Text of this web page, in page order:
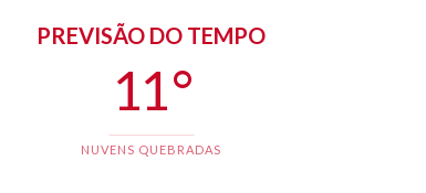
PREVISÃO DO TEMPO
11 °
NUVENS QUEBRADAS